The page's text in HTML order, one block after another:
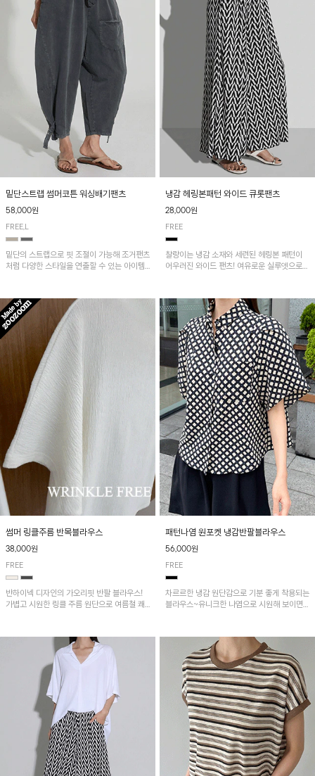
밑단스트랩 썸머코튼 워싱배기팬츠
58,000원
FREE,L
밑단의 스트랩으로 핏 조절이 가능해 조거팬츠
처럼 다양한 스타일을 연출할 수 있는 아이템!
냉감 헤링본패턴 와이드 큐롯팬츠
28,000원
FREE
찰랑이는 냉감 소재와 세련된 헤링본 패턴이
어우러진 와이드 팬츠! 여유로운 실루엣으로
다.
썸머 링클주름 반목블라우스
38,000원
FREE
반하이넥 디자인의 가오리핏 반팔 블라우스!
가볍고 시원한 링클 주름 원단으로 여름철 쾌
패턴나염 원포켓 냉감반팔블라우스
56,000원
FREE
차르르한 냉감 원단감으로 기분 좋게 착용되는
블라우스~유니크한 나염으로 시원해 보이면